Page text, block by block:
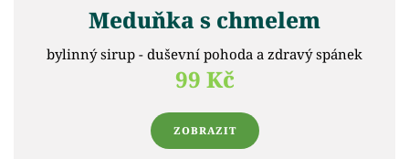
Meduňka s chmelem
bylinný sirup - duševní pohoda a zdravý spánek
99 Kč
ZOBRAZIT